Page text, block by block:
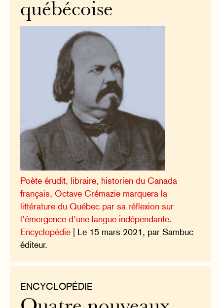
québécoise
Poète érudit, libraire, historien du Canada
français, Octave Crémazie marquera la
littérature du Québec par sa réflexion sur
l’émergence d’une langue indépendante.
Encyclopédie | Le 15 mars 2021, par Sambuc
éditeur.
ENCYCLOPÉDIE